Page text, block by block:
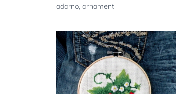
adorno, ornament